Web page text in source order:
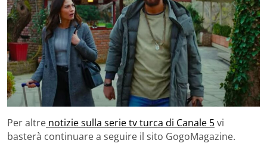
Per altre notizie sulla serie tv turca di Canale 5vi
basterà continuare a seguire il sito GogoMagazine.